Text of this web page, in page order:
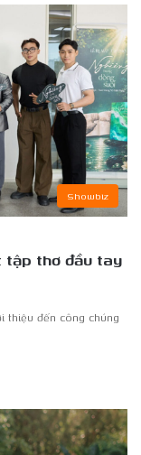
Showbiz
tập thơ đầu tay
thiệu đến công chúng